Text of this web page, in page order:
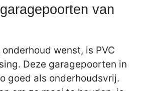
van
wenst, is PVC
Deze garagepoorten in
goed als onderhoudsvrij.